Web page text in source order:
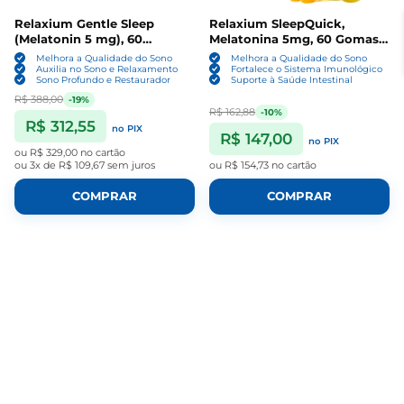
Relaxium Gentle Sleep
(Melatonin 5 mg), 60
cápsulas veganas, MD
Formulated
Melhora a Qualidade do Sono
Auxilia no Sono e Relaxamento
Sono Profundo e Restaurador
R$ 388,00 -19%
R$ 312,55 no PIX
ou R$ 329,00 no cartão
ou 3x de R$ 109,67 sem juros
COMPRAR
Relaxium SleepQuick,
Melatonina 5mg, 60 Gomas,
Sabor Limão, M.D
Formulated
Melhora a Qualidade do Sono
Fortalece o Sistema Imunológico
Suporte à Saúde Intestinal
R$ 162,88 -10%
R$ 147,00 no PIX
ou R$ 154,73 no cartão
COMPRAR